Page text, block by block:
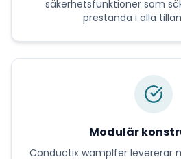
säkerhetsfunktioner som
prestanda i alla
Modulär
Conductix wamplfer levererar